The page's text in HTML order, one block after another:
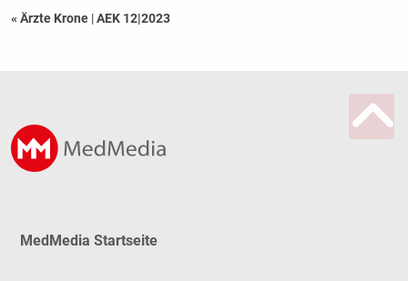
« Ärzte Krone |AEK 12|2023
MedMedia Startseite